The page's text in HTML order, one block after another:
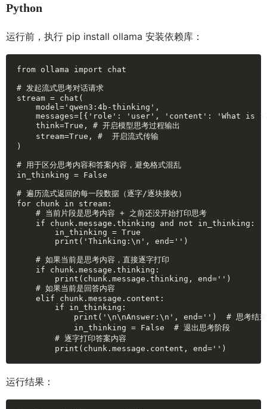
Python
运行前，执行 pip install ollama 安装依赖库：
from ollama import chat
# 发起流式思考对话请求
stream = chat(
model='qwen3:4b-thinking',
messages=[{'role': 'user', 'content': 'What is
think=True, # 开启模型思考过程输出
stream=True, #  开启流式传输
)
# 用于区分思考内容和答案内容，避免格式混乱
in_thinking = False
# 遍历流式返回的每一段数据（逐字/逐块接收）
for chunk in stream:
# 当前片段是思考内容 + 之前还没开始打印思考
if chunk.message.thinking and not in_thinking:
in_thinking = True
print('Thinking:\n', end='')
# 如果当前是思考内容，直接逐字打印
if chunk.message.thinking:
print(chunk.message.thinking, end='')
# 如果当前是回答内容
elif chunk.message.content:
if in_thinking:
print('\n\nAnswer:\n', end='')  # 思考结束，输
in_thinking = False  # 退出思考阶段
# 逐字打印答案内容
print(chunk.message.content, end='')
运行结果：